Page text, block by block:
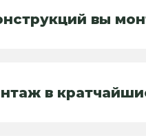
вы
в